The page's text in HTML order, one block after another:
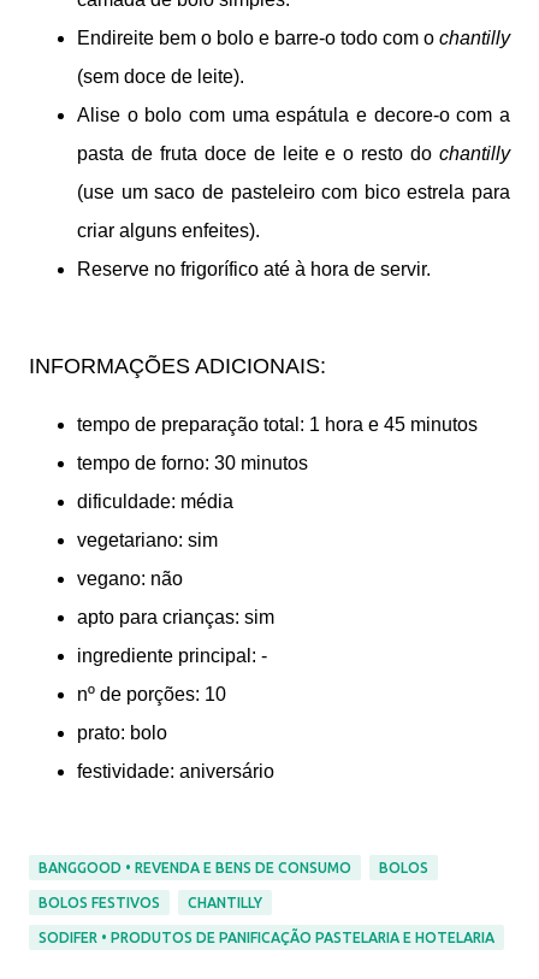
Endireite bem o bolo e barre-o todo com o chantilly
(sem doce de leite).
Alise o bolo com uma espátula e decore-o com a
pasta de fruta doce de leite e o resto do chantilly
(use um saco de pasteleiro com bico estrela para
criar alguns enfeites).
Reserve no frigorífico até à hora de servir.
INFORMAÇÕES ADICIONAIS:
tempo de preparação total: 1 hora e 45 minutos
tempo de forno: 30 minutos
dificuldade: média
vegetariano: sim
vegano: não
apto para crianças: sim
ingrediente principal: -
nº de porções: 10
prato: bolo
festividade: aniversário
BANGGOOD • REVENDA E BENS DE CONSUMO BOLOS
BOLOS FESTIVOS CHANTILLY
SODIFER • PRODUTOS DE PANIFICAÇÃO PASTELARIA E HOTELARIA